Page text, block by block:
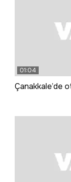
01:04
Çanakkale’de